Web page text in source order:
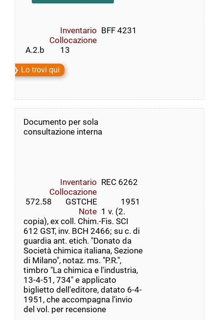
Inventario BFF 4231
Collocazione
A.2.b        13
Lo trovi qui
Documento per sola
consultazione interna
Inventario REC 6262
Collocazione
572.58       GSTCHE            1951
Note 1 v. (2.
copia), ex coll. Chim.-Fis. SCI
612 GST, inv. BCH 2466; su c. di
guardia ant. etich. "Donato da
Società chimica italiana, Sezione
di Milano", notaz. ms. "P.R.",
timbro "La chimica e l'industria,
13-4-51, 734" e applicato
biglietto dell'editore, datato 6-4-
1951, che accompagna l'invio
del vol. per recensione